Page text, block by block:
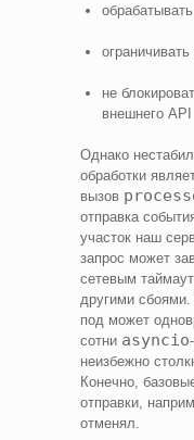
не
внешнего API
Однако
обработки
вызов
отправка
участок наш
запрос может
сетевым
другими
под может
сотни asyncio
неизбежно
Конечно,
отправки,
отменял.